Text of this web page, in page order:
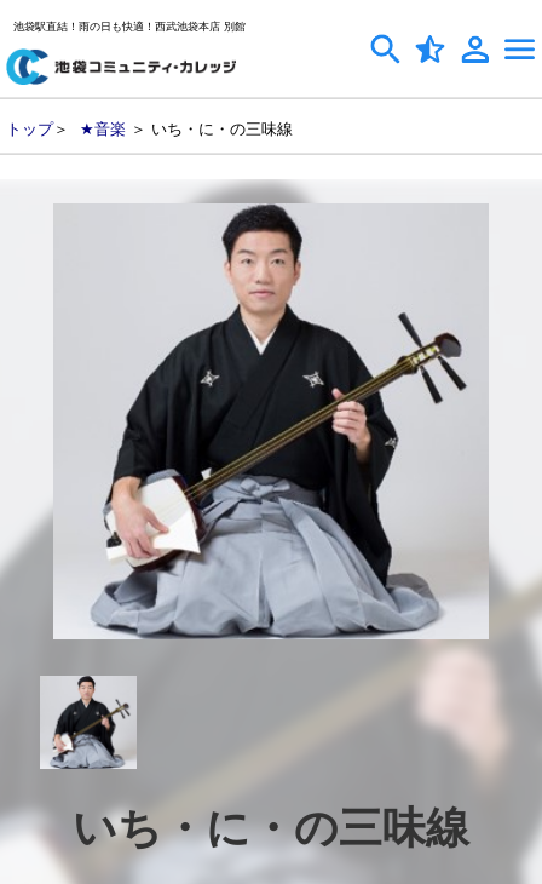
池袋駅直結！雨の日も快適！西武池袋本店 別館
トップ＞ ★音楽 ＞ いち・に・の三味線
いち・に・の三味線